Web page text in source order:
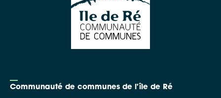
Communauté de communes de l'île de Ré